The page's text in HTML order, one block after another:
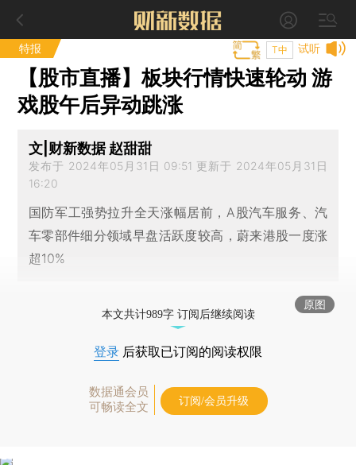
特报 试听
T中
【股市直播】板块行情快速轮动 游
戏股午后异动跳涨
文|财新数据 赵甜甜
发布于 2024年05月31日 09:51 更新于 2024年05月31日
16:20
国防军工强势拉升全天涨幅居前，A股汽车服务、汽
车零部件细分领域早盘活跃度较高，蔚来港股一度涨
超10%
原图
本文共计989字 订阅后继续阅读
登录 后获取已订阅的阅读权限
数据通会员
可畅读全文
订阅/会员升级